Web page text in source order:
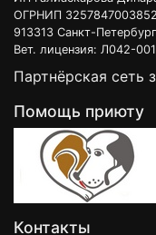
ОГРНИП
913313 Санкт-
Вет. лицензия: Л042-
Партнёрская сеть
Помощь приюту
Контакты